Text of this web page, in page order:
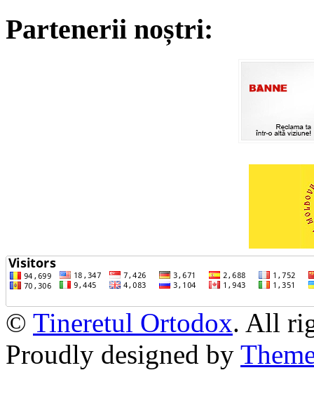
Partenerii noștri:
© Tineretul Ortodox. All
Proudly designed by